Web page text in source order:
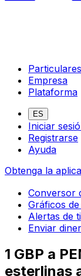
Particulares
Empresa
Plataforma
ES
Iniciar
Registrarse
Ayuda
Obtenga la
Conversor
Gráficos de
Alertas de
Enviar
1 GBP a
esterlinas